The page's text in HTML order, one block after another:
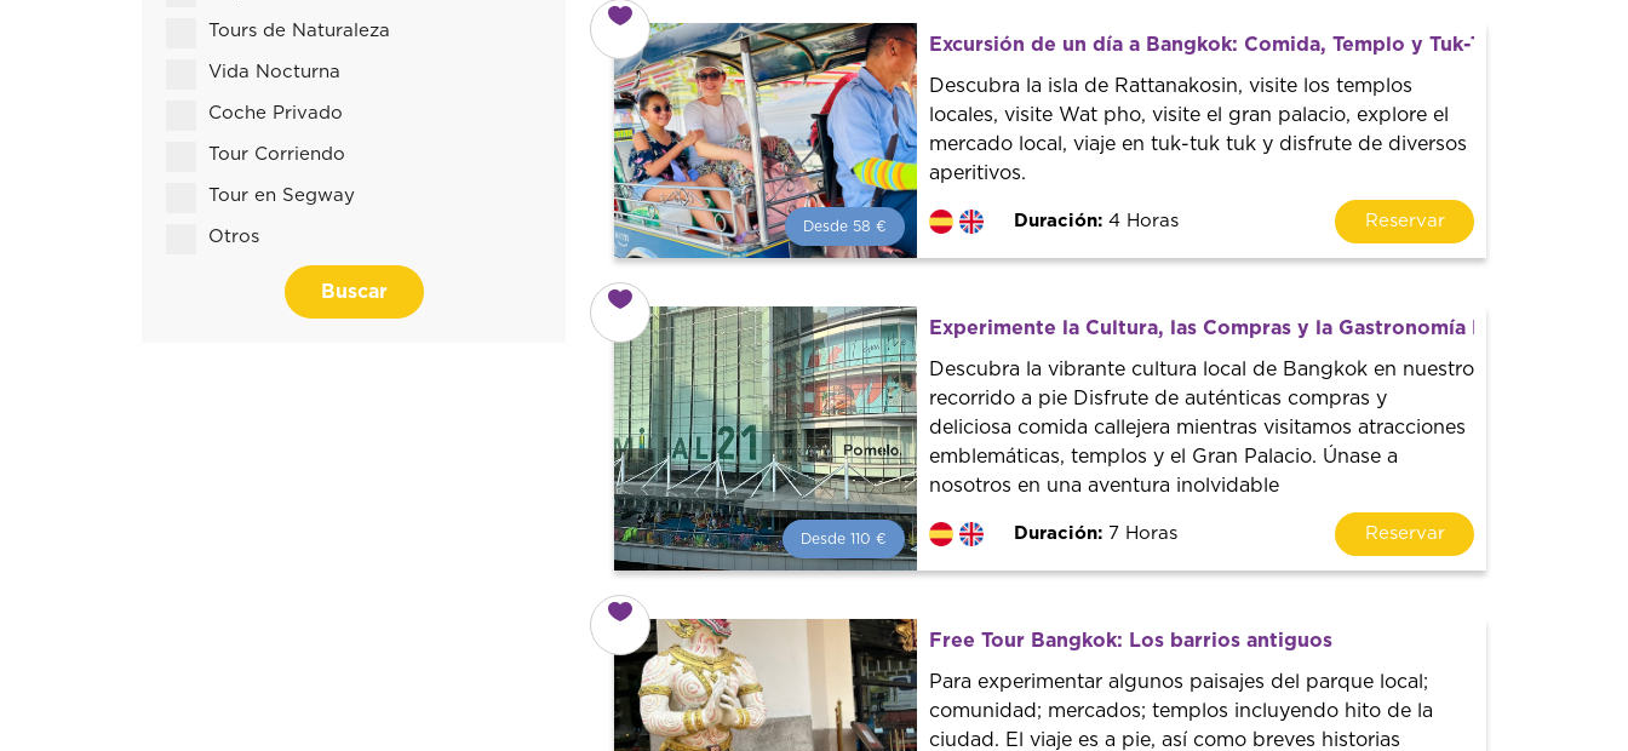
Tours de Naturaleza
Vida Nocturna
Coche Privado
Tour Corriendo
Tour en Segway
Otros
Buscar
¡Reserva con nosotros!
Colaboramos con los mejores
guías de la ciudad para tener el
mejor precio y servicio.
Desde 58 €
¡Reserva con nosotros!
Colaboramos con los mejores
guías de la ciudad para tener el
mejor precio y servicio.
Excursión de un día a Bangkok: Comida, Templo y Tuk-Tuk
Descubra la isla de Rattanakosin, visite los templos
locales, visite Wat pho, visite el gran palacio, explore el
mercado local, viaje en tuk-tuk tuk y disfrute de diversos
aperitivos.
Duración: 4 Horas Reservar
Desde 110 €
¡Reserva con nosotros!
Colaboramos con los mejores
guías de la ciudad para tener el
mejor precio y servicio.
Experimente la Cultura, las Compras y la Gastronomía Local de
Descubra la vibrante cultura local de Bangkok en nuestro
recorrido a pie Disfrute de auténticas compras y
deliciosa comida callejera mientras visitamos atracciones
emblemáticas, templos y el Gran Palacio. Únase a
nosotros en una aventura inolvidable
Duración: 7 Horas Reservar
Free Tour Bangkok: Los barrios antiguos
Para experimentar algunos paisajes del parque local;
comunidad; mercados; templos incluyendo hito de la
ciudad. El viaje es a pie, así como breves historias